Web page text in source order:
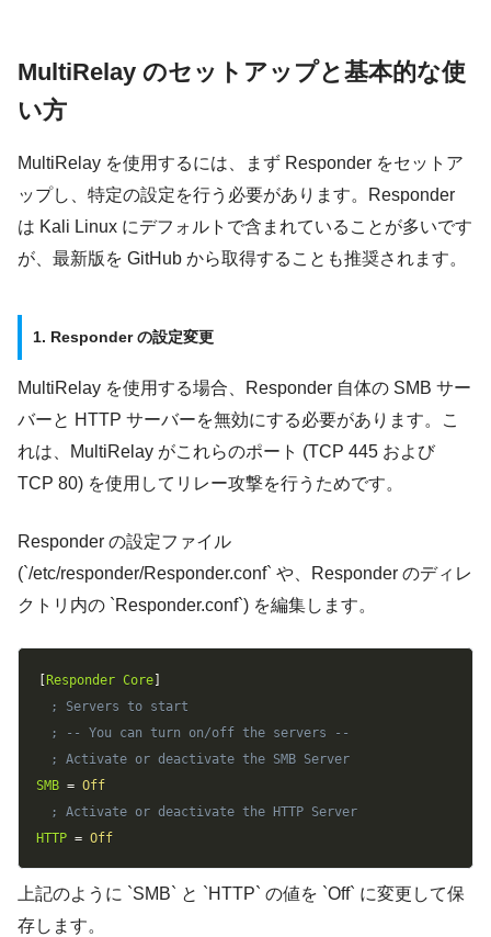
MultiRelay のセットアップと基本的な使
い方
MultiRelay を使用するには、まず Responder をセットア
ップし、特定の設定を行う必要があります。Responder
は Kali Linux にデフォルトで含まれていることが多いです
が、最新版を GitHub から取得することも推奨されます。
1. Responder の設定変更
MultiRelay を使用する場合、Responder 自体の SMB サー
バーと HTTP サーバーを無効にする必要があります。こ
れは、MultiRelay がこれらのポート (TCP 445 および
TCP 80) を使用してリレー攻撃を行うためです。
Responder の設定ファイル
(`/etc/responder/Responder.conf` や、Responder のディレ
クトリ内の `Responder.conf`) を編集します。
[Responder Core]
; Servers to start
; -- You can turn on/off the servers --
; Activate or deactivate the SMB Server
SMB = Off
; Activate or deactivate the HTTP Server
HTTP = Off
上記のように `SMB` と `HTTP` の値を `Off` に変更して保
存します。